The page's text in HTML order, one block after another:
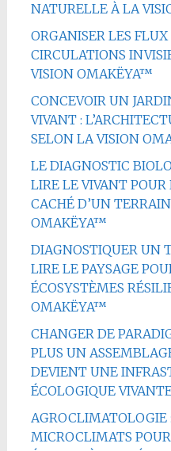
NATURELLE À LA
ORGANISER LES FLUX
CIRCULATIONS
VISION OMAKËYA™
CONCEVOIR UN
VIVANT :
SELON LA VISION
LE DIAGNOSTIC
LIRE LE VIVANT
CACHÉ D’UN
OMAKËYA™
DIAGNOSTIQUER UN
LIRE LE PAYSAGE
ÉCOSYSTÈMES
OMAKËYA™
CHANGER DE
PLUS UN
DEVIENT UNE
ÉCOLOGIQUE
AGROCLIMATOLOGIE
MICROCLIMATS